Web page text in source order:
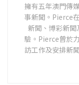
擁有五年澳門傳
事新聞。Pierce
新聞、博彩新
驗。Pierce曾於
訪工作及安排新